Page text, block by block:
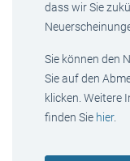
dass wir Sie
Sie können den
Sie auf den
klicken. Weitere
finden Sie hier.